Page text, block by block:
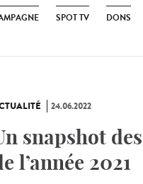
SPOT TV DONS
24.06.2022
snapshot
l’année 2021